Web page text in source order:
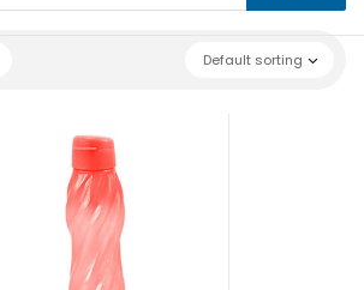
Default sorting